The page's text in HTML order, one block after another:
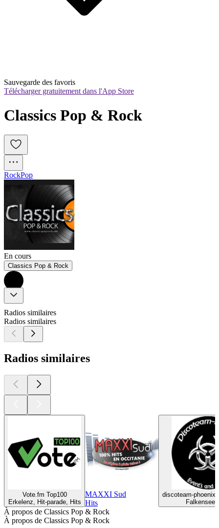
Sauvegarde des favoris
Télécharger gratuitement dans l'App Store
Classics Pop & Rock
RockPop
En cours
Classics Pop & Rock
Radios similaires
Radios similaires
Radios similaires
Vote.fm Top100
Erkelenz, Hit-parade, Hits
MAXXI Sud
Hits
discoteam-
Falkensee,
À propos de Classics Pop & Rock
À propos de Classics Pop & Rock